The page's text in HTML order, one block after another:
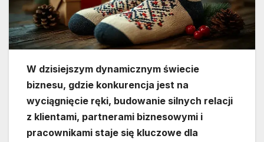
W dzisiejszym dynamicznym świecie
biznesu, gdzie konkurencja jest na
wyciągnięcie ręki, budowanie silnych relacji
z klientami, partnerami biznesowymi i
pracownikami staje się kluczowe dla